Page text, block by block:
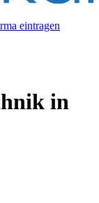
eintragen
in